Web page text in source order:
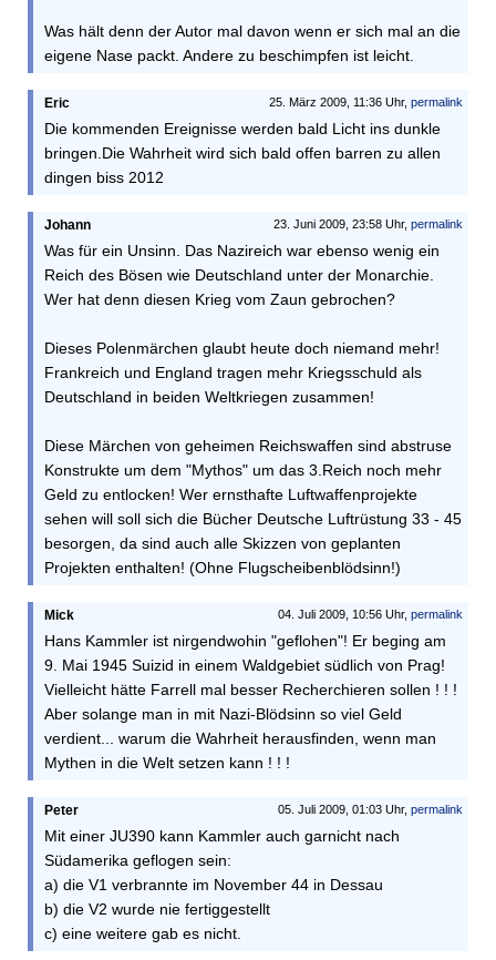
Was hält denn der Autor mal davon wenn er sich mal an die
eigene Nase packt. Andere zu beschimpfen ist leicht.
25. März 2009, 11:36 Uhr, permalink
Eric
Die kommenden Ereignisse werden bald Licht ins dunkle
bringen.Die Wahrheit wird sich bald offen barren zu allen
dingen biss 2012
23. Juni 2009, 23:58 Uhr, permalink
Johann
Was für ein Unsinn. Das Nazireich war ebenso wenig ein
Reich des Bösen wie Deutschland unter der Monarchie.
Wer hat denn diesen Krieg vom Zaun gebrochen?
Dieses Polenmärchen glaubt heute doch niemand mehr!
Frankreich und England tragen mehr Kriegsschuld als
Deutschland in beiden Weltkriegen zusammen!
Diese Märchen von geheimen Reichswaffen sind abstruse
Konstrukte um dem "Mythos" um das 3.Reich noch mehr
Geld zu entlocken! Wer ernsthafte Luftwaffenprojekte
sehen will soll sich die Bücher Deutsche Luftrüstung 33 - 45
besorgen, da sind auch alle Skizzen von geplanten
Projekten enthalten! (Ohne Flugscheibenblödsinn!)
04. Juli 2009, 10:56 Uhr, permalink
Mick
Hans Kammler ist nirgendwohin "geflohen"! Er beging am
9. Mai 1945 Suizid in einem Waldgebiet südlich von Prag!
Vielleicht hätte Farrell mal besser Recherchieren sollen ! ! !
Aber solange man in mit Nazi-Blödsinn so viel Geld
verdient... warum die Wahrheit herausfinden, wenn man
Mythen in die Welt setzen kann ! ! !
05. Juli 2009, 01:03 Uhr, permalink
Peter
Mit einer JU390 kann Kammler auch garnicht nach
Südamerika geflogen sein:
a) die V1 verbrannte im November 44 in Dessau
b) die V2 wurde nie fertiggestellt
c) eine weitere gab es nicht.